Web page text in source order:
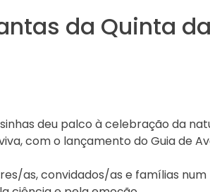
da Quinta
deu palco à celebração da
com o lançamento do Guia de
as, convidados/as e famílias num